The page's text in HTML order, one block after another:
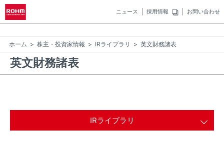
ニュース 採用情報 お問い合わせ
ホーム 株主・投資家情報 IRライブラリ 英文財務諸表
英文財務諸表
IRライブラリ